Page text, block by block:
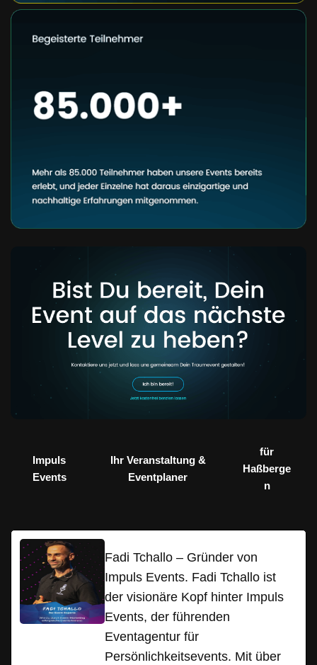
Impuls
Events
Ihr Veranstaltung &
Eventplaner
für
Haßberge
n
Fadi Tchallo – Gründer von
Impuls Events. Fadi Tchallo ist
der visionäre Kopf hinter Impuls
Events, der führenden
Eventagentur für
Persönlichkeitsevents. Mit über